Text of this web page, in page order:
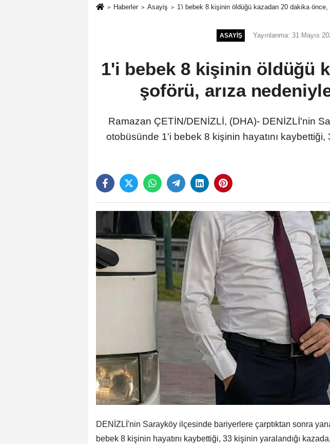
Haberler Asayiş 1'i bebek 8 kişinin öldüğü kazadan 20 dakika
ASAYIŞ Yayınlanma: 31 Mayıs
1'i bebek 8 kişinin öldüğü
şoförü, arıza
Ramazan ÇETİN/DENİZLİ, (DHA)- DENİZLİ'nin
otobüsünde 1'i bebek 8 kişinin hayatını kaybettiği,
DENİZLİ'nin Sarayköy ilçesinde bariyerlere çarptıktan sonra
bebek 8 kişinin hayatını kaybettiği, 33 kişinin yaralandığı